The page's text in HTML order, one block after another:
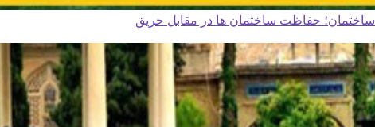
حفاظت ساختمان ها در مقابل حریق